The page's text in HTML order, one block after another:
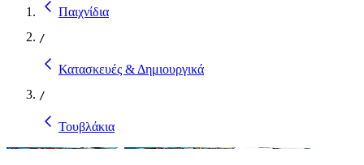
Παιχνίδια
/
Κατασκευές & Δημιουργικά
/
Τουβλάκια